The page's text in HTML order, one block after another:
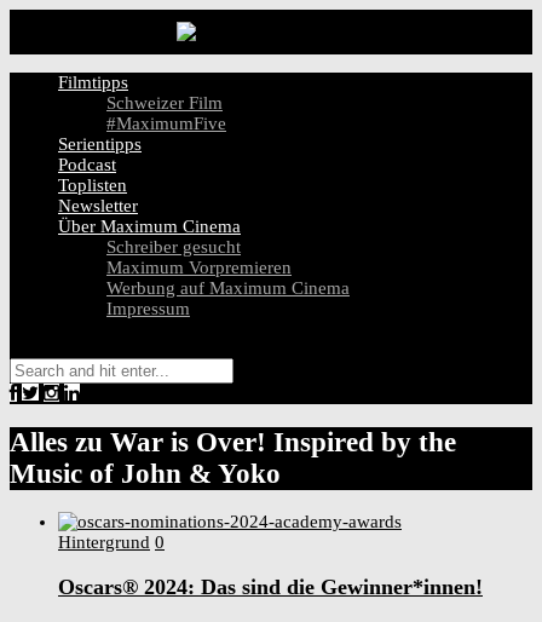
Filmtipps
Schweizer Film
#MaximumFive
Serientipps
Podcast
Toplisten
Newsletter
Über Maximum Cinema
Schreiber gesucht
Maximum Vorpremieren
Werbung auf Maximum Cinema
Impressum
Alles zu War is Over! Inspired by the
Music of John & Yoko
Hintergrund 0
Oscars® 2024: Das sind die Gewinner*innen!